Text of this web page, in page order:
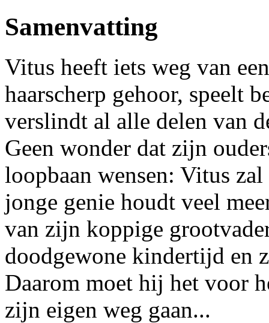
Samenvatting
Vitus heeft iets weg van
haarscherp gehoor, speelt
verslindt al alle delen van
Geen wonder dat zijn
loopbaan wensen: Vitus
jonge genie houdt veel
van zijn koppige
doodgewone kindertijd en
Daarom moet hij het voor
zijn eigen weg gaan...